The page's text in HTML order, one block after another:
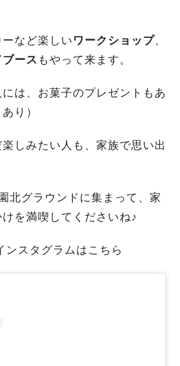
など楽しい ワークショップ
ース もやって来ます。
は、お菓子のプレゼントもあ
り）
しみたい人も、家族で思い出
北グラウンドに集まって、家
を満喫してくださいね♪
スタグラムはこちら